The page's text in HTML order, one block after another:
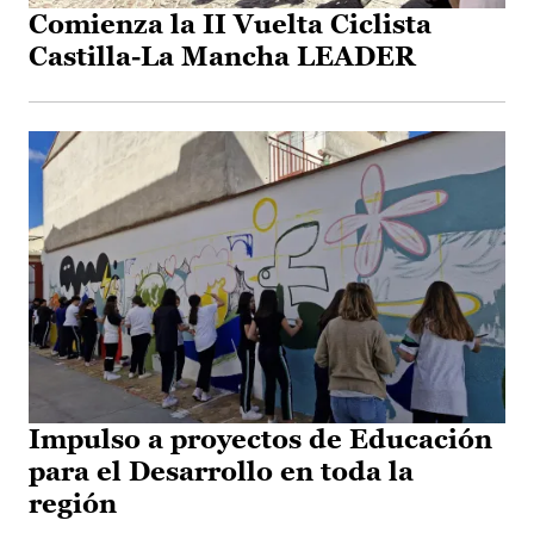
Comienza la II Vuelta Ciclista
Castilla-La Mancha LEADER
Impulso a proyectos de Educación
para el Desarrollo en toda la
región